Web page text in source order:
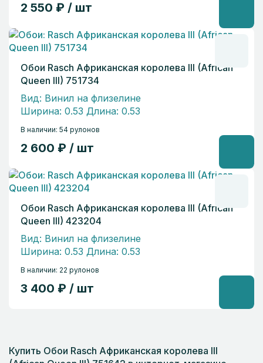
2 550 ₽ / шт
Обои Rasch Африканская королева III (African
Queen III) 751734
Вид: Винил на флизелине
Ширина: 0.53 Длина: 0.53
В наличии: 54 рулонов
2 600 ₽ / шт
Обои Rasch Африканская королева III (African
Queen III) 423204
Вид: Винил на флизелине
Ширина: 0.53 Длина: 0.53
В наличии: 22 рулонов
3 400 ₽ / шт
Купить Обои Rasch Африканская королева III